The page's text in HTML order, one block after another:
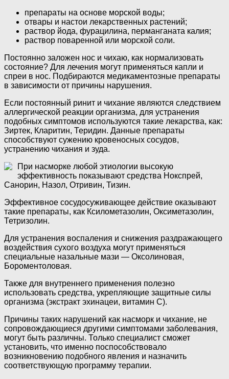
препараты на основе морской воды;
отвары и настои лекарственных растений;
раствор йода, фурацилина, перманганата калия;
раствор поваренной или морской соли.
Постоянно заложен нос и чихаю, как нормализовать
состояние? Для лечения могут применяться капли и
спреи в нос. Подбираются медикаментозные препараты
в зависимости от причины нарушения.
Если постоянный ринит и чихание являются следствием
аллергической реакции организма, для устранения
подобных симптомов используются такие лекарства, как:
Зиртек, Кларитин, Теридин. Данные препараты
способствуют сужению кровеносных сосудов,
устранению чихания и зуда.
При насморке любой этиологии высокую
эффективность показывают средства Нокспрей,
Санорин, Назол, Отривин, Тизин.
Эффективное сосудосуживающее действие оказывают
такие препараты, как Ксилометазолин, Оксиметазолин,
Тетризолин.
Для устранения воспаления и снижения раздражающего
воздействия сухого воздуха могут применяться
специальные назальные мази — Оксолиновая,
Бороментоловая.
Также для внутреннего применения полезно
использовать средства, укрепляющие защитные силы
организма (экстракт эхинацеи, витамин С).
Причины таких нарушений как насморк и чихание, не
сопровождающиеся другими симптомами заболевания,
могут быть различны. Только специалист сможет
установить, что именно поспособствовало
возникновению подобного явления и назначить
соответствующую программу терапии.